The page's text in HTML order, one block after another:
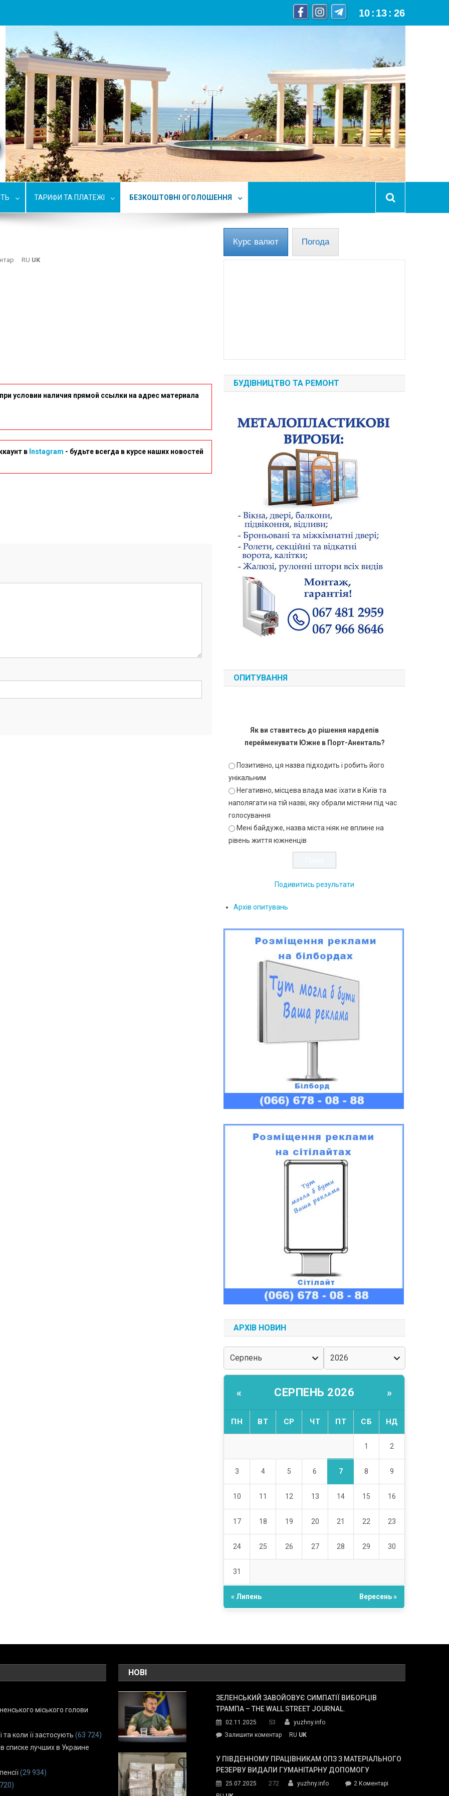
10 : 13 : 27
ТАРИФИ ТА ПЛАТЕЖІ БЕЗКОШТОВНІ ОГОЛОШЕННЯ
RU UK
условии наличия прямой ссылки на адрес материала
в Instagram - будьте всегда в курсе наших новостей
Курс валют Погода
БУДІВНИЦТВО ТА РЕМОНТ
ОПИТУВАННЯ
Як ви ставитесь до рішення нардепів
перейменувати Южне в Порт-Аненталь?
Позитивно, ця назва підходить і робить його
унікальним
Негативно, місцева влада має їхати в Київ та
наполягати на тій назві, яку обрали містяни під час
голосування
Мені байдуже, назва міста ніяк не вплине на
рівень життя южненців
Подивитись результати
Архів опитувань
АРХІВ НОВИН
« СЕРПЕНЬ 2026 »
ПН ВТ СР ЧТ ПТ СБ НД
1 2
3 4 5 6 7 8 9
10 11 12 13 14 15 16
17 18 19 20 21 22 23
24 25 26 27 28 29 30
31
« Липень Вересень »
міського голови
коли її застосують (63 724)
списке лучших в Украине
(29 934)
НОВІ
ЗЕЛЕНСЬКИЙ ЗАВОЙОВУЄ СИМПАТІЇ ВИБОРЦІВ
ТРАМПА – THE WALL STREET JOURNAL.
02.11.2025 53
yuzhny.info
Залишити коментарon
завойовує
симпатії
Трампа
RU UK
У ПІВДЕННОМУ ПРАЦІВНИКАМ ОПЗ З МАТЕРІАЛЬНОГО
РЕЗЕРВУ ВИДАЛИ ГУМАНІТАРНУ ДОПОМОГУ
25.07.2025 272 yuzhny.info 2 Коментарідо